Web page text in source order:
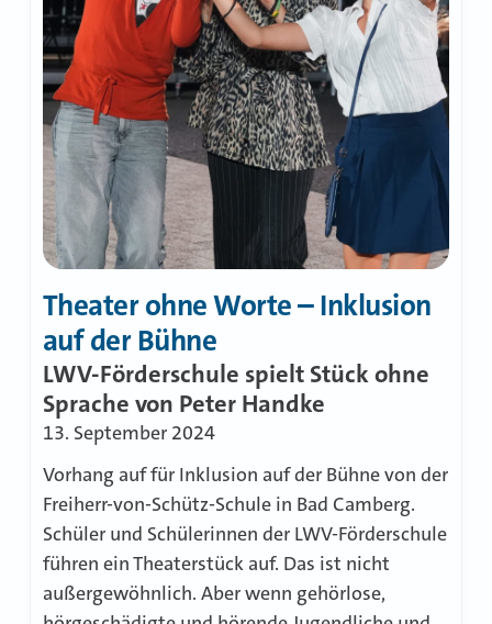
Theater ohne Worte – Inklusion
auf der Bühne
LWV-Förderschule spielt Stück ohne
Sprache von Peter Handke
13. September 2024
Vorhang auf für Inklusion auf der Bühne von der
Freiherr-von-Schütz-Schule in Bad Camberg.
Schüler und Schülerinnen der LWV-Förderschule
führen ein Theaterstück auf. Das ist nicht
außergewöhnlich. Aber wenn gehörlose,